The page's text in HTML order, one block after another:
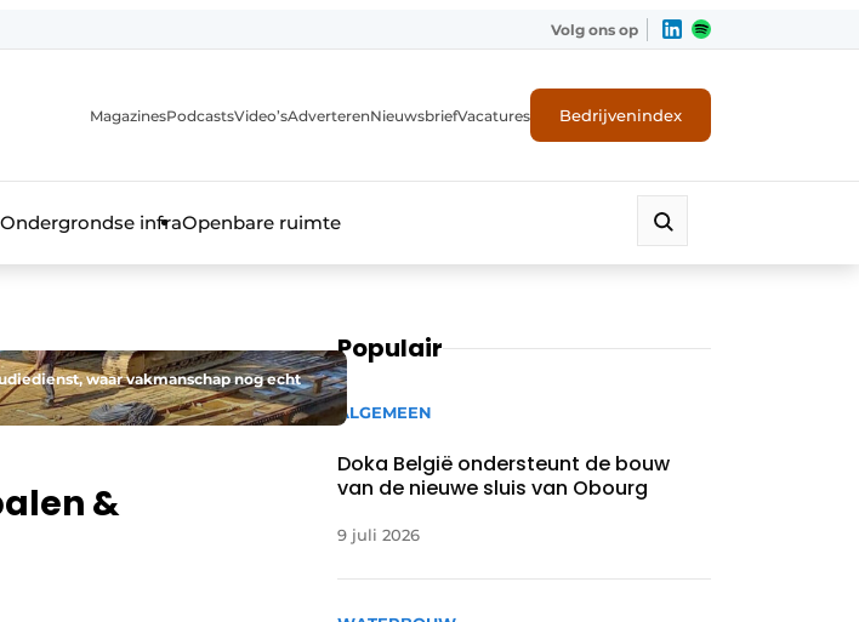
Volg ons op
MagazinesPodcastsVideo’sAdverterenNieuwsbriefVacatures Bedrijvenindex
infraOpenbare ruimte
waar vakmanschap nog echt
&
Populair
ALGEMEEN
Doka België ondersteunt de bouw
van de nieuwe sluis van Obourg
9 juli 2026